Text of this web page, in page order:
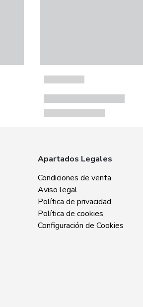
Zabba Area
15707 Santiago
Sin especificar
Apartados Legales
Condiciones de venta
Aviso legal
Política de privacidad
Política de cookies
Configuración de Cookies